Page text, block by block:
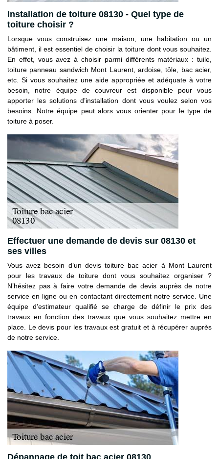
Installation de toiture 08130 - Quel type de
toiture choisir ?
Lorsque vous construisez une maison, une habitation ou un
bâtiment, il est essentiel de choisir la toiture dont vous souhaitez.
En effet, vous avez à choisir parmi différents matériaux : tuile,
toiture panneau sandwich Mont Laurent, ardoise, tôle, bac acier,
etc. Si vous souhaitez une aide appropriée et adéquate à votre
besoin, notre équipe de couvreur est disponible pour vous
apporter les solutions d’installation dont vous voulez selon vos
besoins. Notre équipe peut alors vous orienter pour le type de
toiture à poser.
Effectuer une demande de devis sur 08130 et
ses villes
Vous avez besoin d’un devis toiture bac acier à Mont Laurent
pour les travaux de toiture dont vous souhaitez organiser ?
N’hésitez pas à faire votre demande de devis auprès de notre
service en ligne ou en contactant directement notre service. Une
équipe d’estimateur qualifié se charge de définir le prix des
travaux en fonction des travaux que vous souhaitez mettre en
place. Le devis pour les travaux est gratuit et à récupérer auprès
de notre service.
Dépannage de toit bac acier 08130